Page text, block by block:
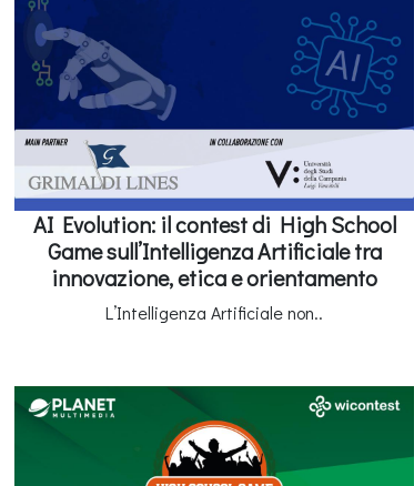
AI Evolution: il contest di High School
Game sull’Intelligenza Artificiale tra
innovazione, etica e orientamento
L’Intelligenza Artificiale non..